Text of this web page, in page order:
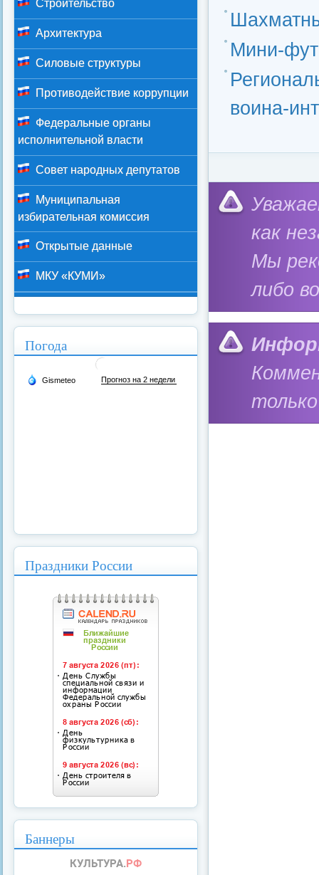
Мини-
воина-
Категория:
как
Мы
либо
Строительство
Архитектура
Силовые структуры
Противодействие коррупции
Федеральные органы
исполнительной власти
Совет народных депутатов
Муниципальная
избирательная комиссия
Открытые данные
МКУ «КУМИ»
Погода
Праздники России
Баннеры